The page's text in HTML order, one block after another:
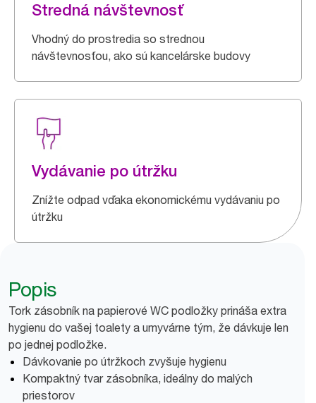
Stredná návštevnosť
Vhodný do prostredia so strednou
návštevnosťou, ako sú kancelárske budovy
Vydávanie po útržku
Znížte odpad vďaka ekonomickému vydávaniu po
útržku
Popis
Tork zásobník na papierové WC podložky prináša extra
hygienu do vašej toalety a umyvárne tým, že dávkuje len
po jednej podložke.
Dávkovanie po útržkoch zvyšuje hygienu
Kompaktný tvar zásobníka, ideálny do malých
priestorov